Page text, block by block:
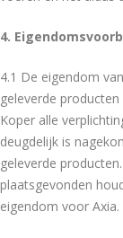
4.
4.1 De eigendom
geleverde
Koper alle
deugdelijk is
geleverde
plaatsgevonden
eigendom voor Axia.